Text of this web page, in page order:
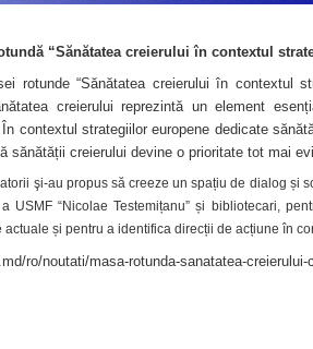
“Sănătatea creierului în contextul
rotunde “Sănătatea creierului în contextul
creierului reprezintă un element
contextul strategiilor europene dedicate
sănătății creierului devine o prioritate tot mai
şi-au propus să creeze un spațiu de dialog și
USMF “Nicolae Testemițanu” și bibliotecari,
și pentru a identifica direcții de acțiune în
ro/noutati/masa-rotunda-sanatatea-